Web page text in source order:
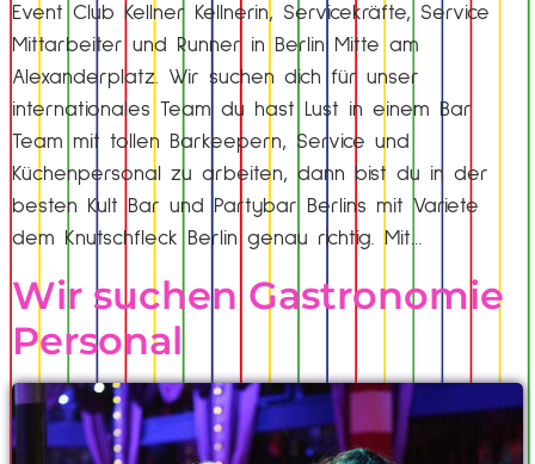
Event Club Kellner Kellnerin, Servicekräfte, Service
Mittarbeiter und Runner in Berlin Mitte am
Alexanderplatz. Wir suchen dich für unser
internationales Team du hast Lust in einem Bar
Team mit tollen Barkeepern, Service und
Küchenpersonal zu arbeiten, dann bist du in der
besten Kult Bar und Partybar Berlins mit Variete
dem Knutschfleck Berlin genau richtig. Mit…
Wir suchen Gastronomie
Personal